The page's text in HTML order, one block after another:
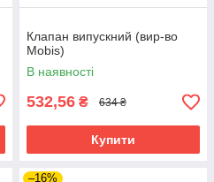
Клапан випускний (вир-во
Mobis)
В наявності
532,56 ₴ 634 ₴
Купити
–16%